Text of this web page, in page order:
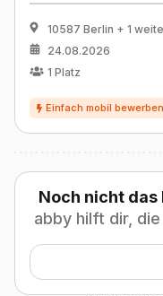
10587 Berlin + 1
24.08.2026
1 Platz
Noch nicht das
abby hilft dir,